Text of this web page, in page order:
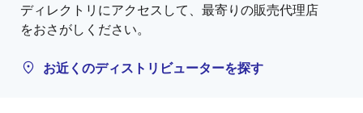
ディレクトリにアクセスして、最寄りの販売代理店
をおさがしください。
お近くのディストリビューターを探す